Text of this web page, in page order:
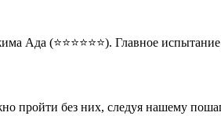
Ада (⭐⭐⭐⭐⭐⭐). Главное
пройти без них, следуя нашему